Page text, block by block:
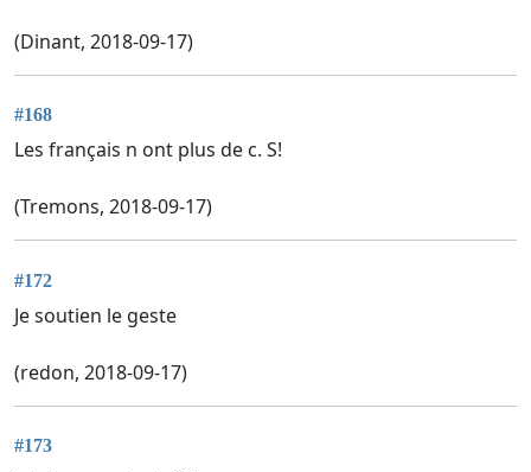
(Dinant, 2018-09-17)
#168
Les français n ont plus de c. S!
(Tremons, 2018-09-17)
#172
Je soutien le geste
(redon, 2018-09-17)
#173